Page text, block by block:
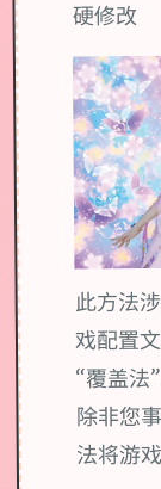
硬修改
此方法
戏配置
“覆盖法
除非您
法将游